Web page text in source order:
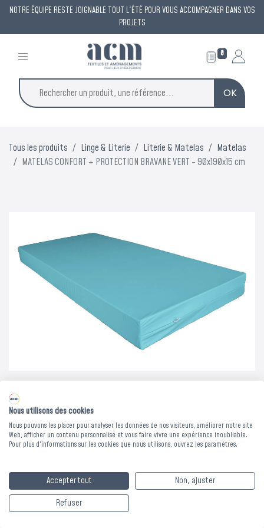
NOTRE ÉQUIPE RESTE JOIGNABLE TOUT L'ÉTÉ POUR VOUS ACCOMPAGNER DANS VOS
PROJETS
0
OK
Tous les produits Linge & Literie Literie & Matelas
Matelas
MATELAS CONFORT + PROTECTION BRAVANE VERT - 90x190x15 cm
MATELAS CONFORT
+ PROTECTION
BRAVANE VERT -
×
ACM reste à votre
écoute
vos demandes et vous accompagner dans vos projets.
Vous avez un projet de protection contre la chaleur ?
Les bons de commande doivent être validés avant le 31
août pour bénéficier du dispositif exceptionnel.
Nous contacter
Nous utilisons des cookies
Nous pouvons les placer pour analyser les données de nos visiteurs, améliorer notre site
Web, afficher un contenu personnalisé et vous faire vivre une expérience inoubliable.
Pour plus d'informations sur les cookies que nous utilisons, ouvrez les paramètres.
Accepter tout
Non, ajuster
Refuser